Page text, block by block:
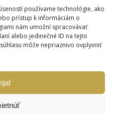
používame technológie, ako
prístup k informáciám o
nám umožní spracovávať
alebo jedinečné ID na tejto
môže nepriaznivo ovplyvniť